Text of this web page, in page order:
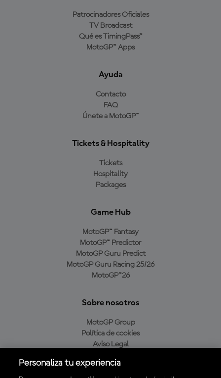
Patrocinadores Oficiales
TV Broadcast
Qué es TimingPass™
MotoGP™ Apps
Ayuda
Contacto
FAQ
Únete a MotoGP™
Tickets & Hospitality
Tickets
Hospitality
Packages
Game Hub
MotoGP™ Fantasy
MotoGP™ Predictor
MotoGP Guru Predict
MotoGP Guru Racing 25/26
MotoGP™26
Sobre nosotros
MotoGP Group
Política de cookies
Aviso Legal
Política de compra
Personaliza tu experiencia